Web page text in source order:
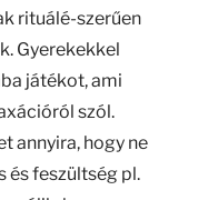
rituálé-szerűen
Gyerekekkel
játékot, ami
szól.
annyira, hogy ne
és feszültség pl.